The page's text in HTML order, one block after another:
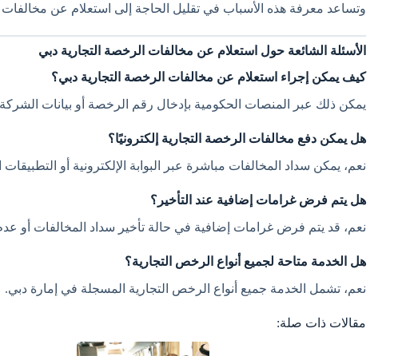
وتساعد معرفة هذه الأسباب في تقليل الحاجة إلى استعلام عن
الأسئلة الشائعة حول استعلام عن مخالفات الرخصة التجارية دبي
كيف يمكن إجراء استعلام عن مخالفات الرخصة التجارية دبي؟
يمكن ذلك عبر المنصات الحكومية بإدخال رقم الرخصة أو بيانات
هل يمكن دفع مخالفات الرخصة التجارية إلكترونيًا؟
نعم، يمكن سداد المخالفات مباشرة عبر البوابة الإلكترونية أو
هل يتم فرض غرامات إضافية عند التأخير؟
نعم، قد يتم فرض غرامات إضافية في حالة تأخير سداد المخالفات أو
هل الخدمة متاحة لجميع أنواع الرخص التجارية؟
نعم، تشمل الخدمة جميع أنواع الرخص التجارية المسجلة في إمارة دبي.
مقالات ذات صلة: